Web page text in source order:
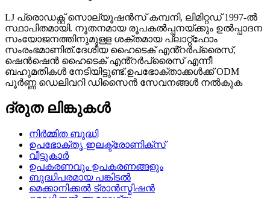
LJ പ്രൊഡക്റ്റ് സൊല്യൂഷൻസ് കമ്പനി, ലിമിറ്റഡ് 1997-ൽ
സ്ഥാപിതമായി. നൂതനമായ രൂപകൽപ്പനയ്ക്കും ഉൽപ്പാദന
സംയോജനത്തിനുമുള്ള ശക്തമായ പ്ലാറ്റ്ഫോം
സംരംഭമാണിത്.ദേശീയ ഹൈടെക് എൻ്റർപ്രൈസ്,
ഷെൻഷെൻ ഹൈടെക് എൻ്റർപ്രൈസ് എന്നീ
ബഹുമതികൾ നേടിയിട്ടുണ്ട്.ഉപഭോക്താക്കൾക്ക് ODM
പൂർണ്ണ ഡെലിവറി ഡിസൈൻ സേവനങ്ങൾ നൽകുക
ദ്രുത ലിങ്കുകൾ
നിർമ്മിത ബുദ്ധി
ഉപഭോക്തൃ ഇലക്ട്രോണിക്സ്
വീട്ടുകാർ
ഉപകരണവും ഉപകരണങ്ങളും
ബുദ്ധിപരമായ പങ്കിടൽ
മെക്കാനിക്കൽ ട്രാൻസ്മിഷൻ